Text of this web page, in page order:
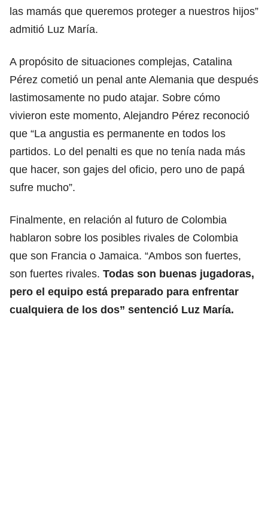
las mamás que queremos proteger a nuestros hijos”
admitió Luz María.
A propósito de situaciones complejas, Catalina
Pérez cometió un penal ante Alemania que después
lastimosamente no pudo atajar. Sobre cómo
vivieron este momento, Alejandro Pérez reconoció
que “La angustia es permanente en todos los
partidos. Lo del penalti es que no tenía nada más
que hacer, son gajes del oficio, pero uno de papá
sufre mucho”.
Finalmente, en relación al futuro de Colombia
hablaron sobre los posibles rivales de Colombia
que son Francia o Jamaica. “Ambos son fuertes,
son fuertes rivales. Todas son buenas jugadoras,
pero el equipo está preparado para enfrentar
cualquiera de los dos” sentenció Luz María.